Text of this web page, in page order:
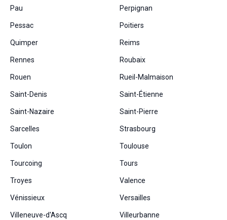
Pau Perpignan
Pessac Poitiers
Quimper Reims
Rennes Roubaix
Rouen Rueil-Malmaison
Saint-Denis Saint-Étienne
Saint-Nazaire Saint-Pierre
Sarcelles Strasbourg
Toulon Toulouse
Tourcoing Tours
Troyes Valence
Vénissieux Versailles
Villeneuve-d'Ascq Villeurbanne